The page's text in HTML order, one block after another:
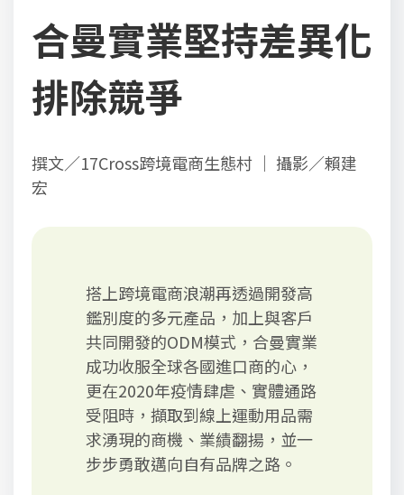
合曼實業堅持差異化
排除競爭
撰文／17Cross跨境電商生態村 ｜ 攝影／賴建
宏
搭上跨境電商浪潮再透過開發高
鑑別度的多元產品，加上與客戶
共同開發的ODM模式，合曼實業
成功收服全球各國進口商的心，
更在2020年疫情肆虐、實體通路
受阻時，擷取到線上運動用品需
求湧現的商機、業績翻揚，並一
步步勇敢邁向自有品牌之路。